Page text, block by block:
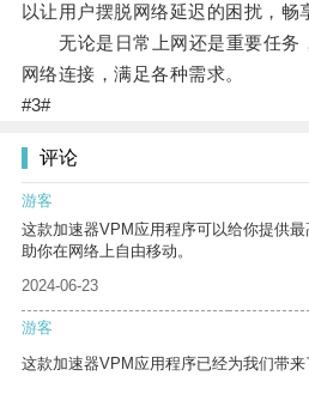
以让用户摆脱网络延迟的困扰，畅
无论是日常上网还是重要任务
网络连接，满足各种需求。
#3#
评论
游客
这款加速器VPM应用程序可以给你提供
助你在网络上自由移动。
2024-06-23
游客
这款加速器VPM应用程序已经为我们带来